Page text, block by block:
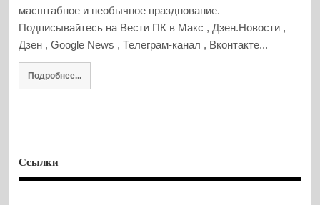
масштабное и необычное празднование.
Подписывайтесь на Вести ПК в Макс , Дзен.Новости ,
Дзен , Google News , Телеграм-канал , Вконтакте...
Подробнее...
Ссылки